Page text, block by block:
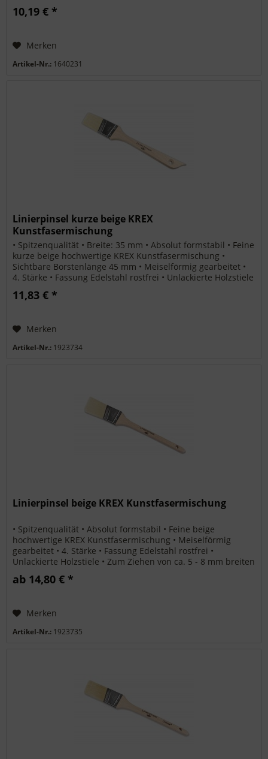
10,19 € *
Merken
Artikel-Nr.: 1640231
Linierpinsel kurze beige KREX
Kunstfasermischung
• Spitzenqualität • Breite: 35 mm • Absolut formstabil • Feine
kurze beige hochwertige KREX Kunstfasermischung •
Sichtbare Borstenlänge 45 mm • Meiselförmig gearbeitet •
4. Stärke • Fassung Edelstahl rostfrei • Unlackierte Holzstiele
11,83 € *
Merken
Artikel-Nr.: 1923734
Linierpinsel beige KREX Kunstfasermischung
• Spitzenqualität • Absolut formstabil • Feine beige
hochwertige KREX Kunstfasermischung • Meiselförmig
gearbeitet • 4. Stärke • Fassung Edelstahl rostfrei •
Unlackierte Holzstiele • Zum Ziehen von ca. 5 - 8 mm breiten
Linien Info zu...
ab 14,80 € *
Merken
Artikel-Nr.: 1923735